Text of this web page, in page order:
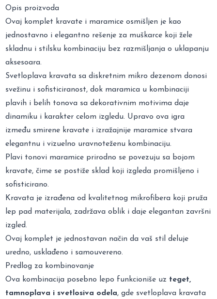
Opis proizvoda
Ovaj komplet kravate i maramice osmišljen je kao
jednostavno i elegantno rešenje za muškarce koji žele
skladnu i stilsku kombinaciju bez razmišljanja o uklapanju
aksesoara.
Svetloplava kravata sa diskretnim mikro dezenom donosi
svežinu i sofisticiranost, dok maramica u kombinaciji
plavih i belih tonova sa dekorativnim motivima daje
dinamiku i karakter celom izgledu. Upravo ova igra
između smirene kravate i izražajnije maramice stvara
elegantnu i vizuelno uravnoteženu kombinaciju.
Plavi tonovi maramice prirodno se povezuju sa bojom
kravate, čime se postiže sklad koji izgleda promišljeno i
sofisticirano.
Kravata je izrađena od kvalitetnog mikrofibera koji pruža
lep pad materijala, zadržava oblik i daje elegantan završni
izgled.
Ovaj komplet je jednostavan način da vaš stil deluje
uredno, usklađeno i samouvereno.
Predlog za kombinovanje
Ova kombinacija posebno lepo funkcioniše uz teget,
tamnoplava i svetlosiva odela, gde svetloplava kravata